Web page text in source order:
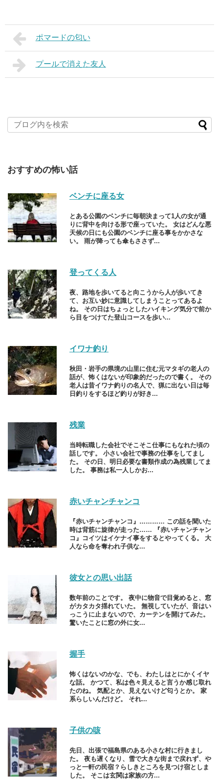
ポマードの匂い
プールで消えた友人
おすすめの怖い話
ベンチに座る女
とある公園のベンチに毎朝決まって1人の女が通
りに背中を向ける形で座っていた。 女はどんな悪
天候の日にも公園のベンチに座る事をかかさな
い。 雨が降っても傘もささず...
登ってくる人
夜、路地を歩いてると向こうから人が歩いてき
て、お互い妙に意識してしまうことってあるよ
ね。 その日はちょっとしたハイキング気分で前か
ら目をつけてた登山コースを歩い...
イワナ釣り
秋田・岩手の県境の山里に住む元マタギの老人の
話が、怖くはないが印象的だったので書く。 その
老人は昔イワナ釣りの名人で、猟に出ない日は毎
日釣りをするほど釣りが好き...
残業
当時転職した会社でそこそこ仕事にもなれた頃の
話しです。 小さい会社で事務の仕事をしてまし
た。 その日、明日必要な書類作成の為残業してま
した。 事務は私一人しかお...
赤いチャンチャンコ
『赤いチャンチャンコ』………… この話を聞いた
時は背筋に旋律が走った…… 『赤いチャンチャン
コ』コイツはイケナイ事をするとやってくる。 大
人なら命を奪われ子供な...
彼女との思い出話
数年前のことです。 夜中に物音で目覚めると、窓
がカタカタ揺れていた。 無視していたが、音はい
っこうに止まないので、カーテンを開けてみた。
驚いたことに窓の外に女...
握手
怖くはないのかな、でも、わたしはとにかくイヤ
な話。 かつて、私は色々見えると言うか感じ取れ
たのね。 気配とか、見えないけど匂うとか。 家
系らしいんだけど。 それ...
子供の咳
先日、出張で福島県のある小さな村に行きまし
た。 夜も遅くなり、雪で大きな街まで戻れず、や
っと一軒の民宿？らしきところを見つけ宿としま
した。 そこは玄関は家族の方...